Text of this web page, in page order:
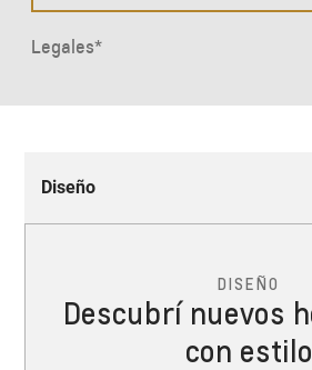
Diseño
DISEÑO
Descubrí nuevos
con estilo